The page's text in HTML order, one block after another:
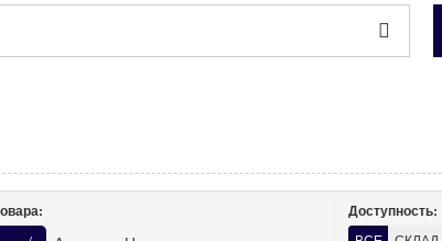
Доступность: